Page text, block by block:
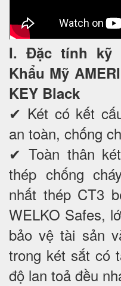
I. Đặc tính kỹ
Khẩu Mỹ
KEY Black
✔ Két có kết
an toàn, chống
✔ Toàn thân
thép chống
nhất thép CT3
WELKO Safes,
bảo vệ tài sản
trong két sắt có
độ lan toả đều